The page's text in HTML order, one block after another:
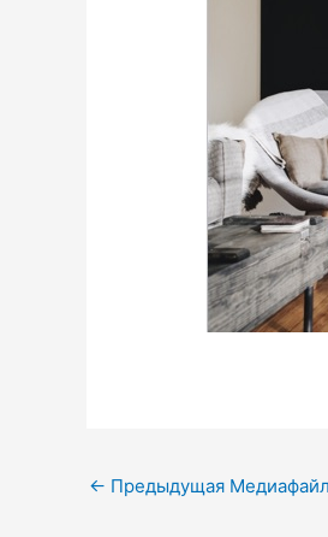
← Предыдущая